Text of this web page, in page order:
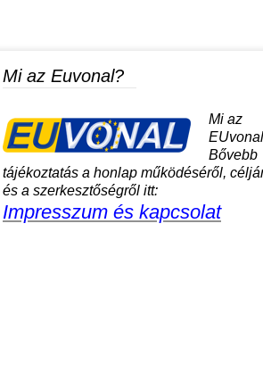
Mi az Euvonal?
Mi az
Bővebb
tájékoztatás a honlap működéséről,
és a szerkesztőségről itt:
Impresszum és kapcsolat